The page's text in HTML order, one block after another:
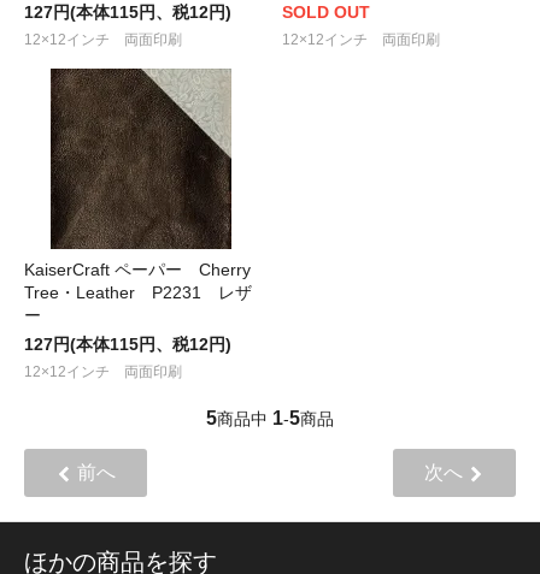
127円(本体115円、税12円)
12×12インチ 両面印刷
SOLD OUT
12×12インチ 両面印刷
KaiserCraft ペーパー Cherry
Tree・Leather P2231 レザ
ー
127円(本体115円、税12円)
12×12インチ 両面印刷
5商品中 1-5商品
前へ 次へ
ほかの商品を探す